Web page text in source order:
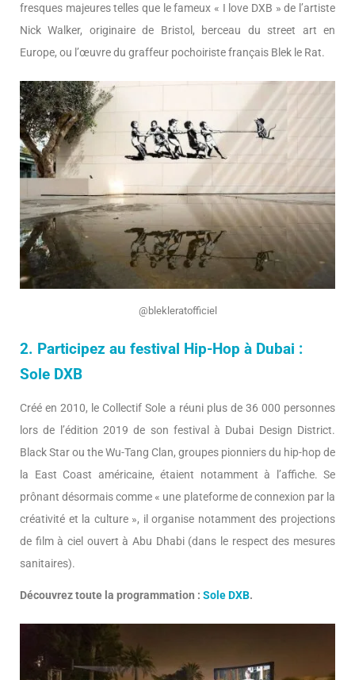
fresques majeures telles que le fameux « I love DXB » de l’artiste
Nick Walker, originaire de Bristol, berceau du street art en
Europe, ou l’œuvre du graffeur pochoiriste français Blek le Rat.
@blekleratofficiel
2. Participez au festival Hip-Hop à Dubai :
Sole DXB
Créé en 2010, le Collectif Sole a réuni plus de 36 000 personnes
lors de l’édition 2019 de son festival à Dubai Design District.
Black Star ou the Wu-Tang Clan, groupes pionniers du hip-hop de
la East Coast américaine, étaient notamment à l’affiche. Se
prônant désormais comme « une plateforme de connexion par la
créativité et la culture », il organise notamment des projections
de film à ciel ouvert à Abu Dhabi (dans le respect des mesures
sanitaires).
Découvrez toute la programmation : Sole DXB.